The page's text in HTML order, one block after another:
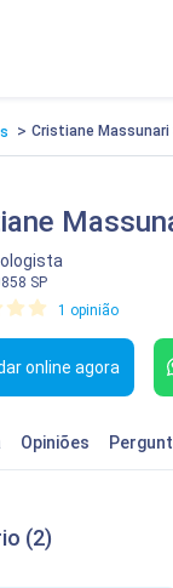
> Cristiane Massunari
SP
1 opinião
online agora
Opiniões
(2)